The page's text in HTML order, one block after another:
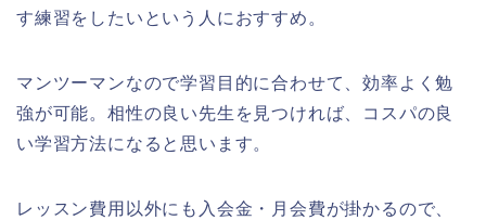
す練習をしたいという人におすすめ。
マンツーマンなので学習目的に合わせて、効率よく勉
強が可能。相性の良い先生を見つければ、コスパの良
い学習方法になると思います。
レッスン費用以外にも入会金・月会費が掛かるので、